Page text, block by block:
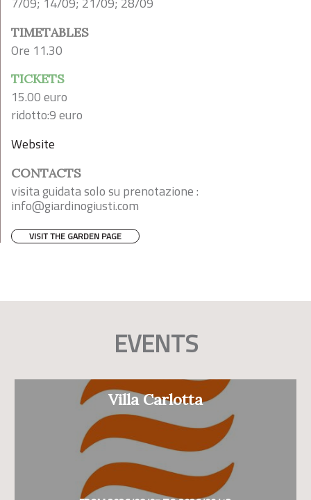
TIMETABLES
Ore 11.30
TICKETS
15.00 euro
ridotto:9 euro
Website
CONTACTS
visita guidata solo su prenotazione :
info@giardinogiusti.com
VISIT THE GARDEN PAGE
EVENTS
Villa Carlotta